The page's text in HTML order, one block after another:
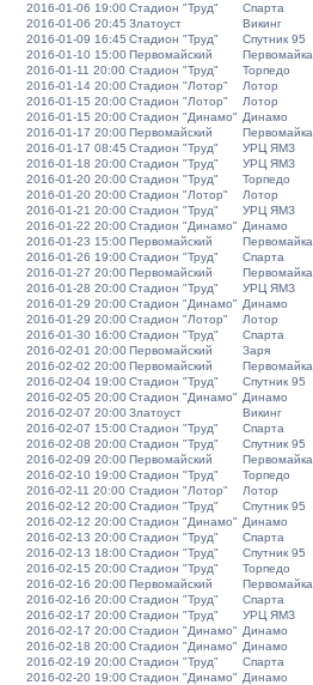
2016-01-06 19:00Стадион "Труд" Спарта
2016-01-06 20:45 Златоуст Викинг
2016-01-09 16:45 Стадион "Труд" Спутник 95
2016-01-10 15:00Первомайский Первомайка
2016-01-11 20:00 Стадион "Труд" Торпедо
2016-01-14 20:00Стадион "Лотор" Лотор
2016-01-15 20:00Стадион "Лотор" Лотор
2016-01-15 20:00Стадион "Динамо" Динамо
2016-01-17 20:00Первомайский Первомайка
2016-01-17 08:45 Стадион "Труд" УРЦ ЯМЗ
2016-01-18 20:00Стадион "Труд" УРЦ ЯМЗ
2016-01-20 20:00Стадион "Труд" Торпедо
2016-01-20 20:00Стадион "Лотор" Лотор
2016-01-21 20:00Стадион "Труд" УРЦ ЯМЗ
2016-01-22 20:00Стадион "Динамо" Динамо
2016-01-23 15:00Первомайский Первомайка
2016-01-26 19:00Стадион "Труд" Спарта
2016-01-27 20:00Первомайский Первомайка
2016-01-28 20:00Стадион "Труд" УРЦ ЯМЗ
2016-01-29 20:00Стадион "Динамо" Динамо
2016-01-29 20:00Стадион "Лотор" Лотор
2016-01-30 16:00Стадион "Труд" Спарта
2016-02-01 20:00Первомайский Заря
2016-02-02 20:00Первомайский Первомайка
2016-02-04 19:00Стадион "Труд" Спутник 95
2016-02-05 20:00Стадион "Динамо" Динамо
2016-02-07 20:00Златоуст Викинг
2016-02-07 15:00Стадион "Труд" Спарта
2016-02-08 20:00Стадион "Труд" Спутник 95
2016-02-09 20:00Первомайский Первомайка
2016-02-10 19:00Стадион "Труд" Торпедо
2016-02-11 20:00 Стадион "Лотор" Лотор
2016-02-12 20:00Стадион "Труд" Спутник 95
2016-02-12 20:00Стадион "Динамо" Динамо
2016-02-13 20:00Стадион "Труд" Спарта
2016-02-13 18:00Стадион "Труд" Спутник 95
2016-02-15 20:00Стадион "Труд" Торпедо
2016-02-16 20:00Первомайский Первомайка
2016-02-16 20:00Стадион "Труд" Спарта
2016-02-17 20:00Стадион "Труд" УРЦ ЯМЗ
2016-02-17 20:00Стадион "Динамо" Динамо
2016-02-18 20:00Стадион "Динамо" Динамо
2016-02-19 20:00Стадион "Труд" Спарта
2016-02-20 19:00Стадион "Динамо" Динамо